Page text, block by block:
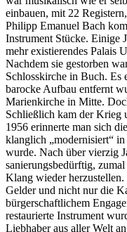
einbauen, mit 22
Philipp Emanuel Bach
Instrument Stücke. Einige
mehr existierendes Palais
Nachdem sie gestorben
Schlosskirche in Buch. Es
barocke Aufbau entfernt
Marienkirche in Mitte.
Schließlich kam der Krieg
1956 erinnerte man sich
klanglich „modernisiert“
wurde. Nach über vierzig
sanierungsbedürftig,
Klang wieder herzustellen.
Gelder und nicht nur die
bürgerschaftlichem
restaurierte Instrument
Liebhaber aus aller Welt